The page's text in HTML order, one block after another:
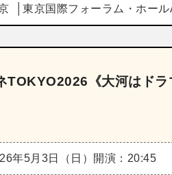
東京国際フォーラム・ホール
TOKYO2026《大河はドラ
年5月3日（日） 開演：20:45